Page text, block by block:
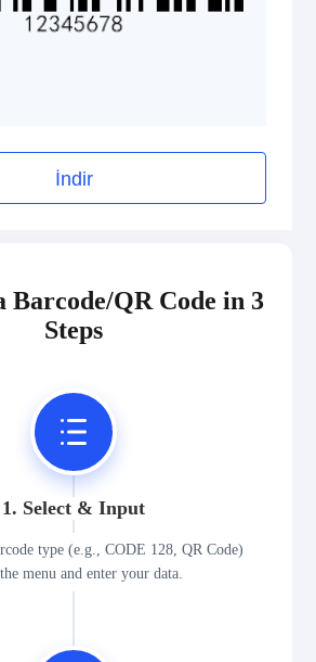
İndir
Barcode/QR Code in 3
Steps
1. Select & Input
type (e.g., CODE 128, QR Code)
menu and enter your data.